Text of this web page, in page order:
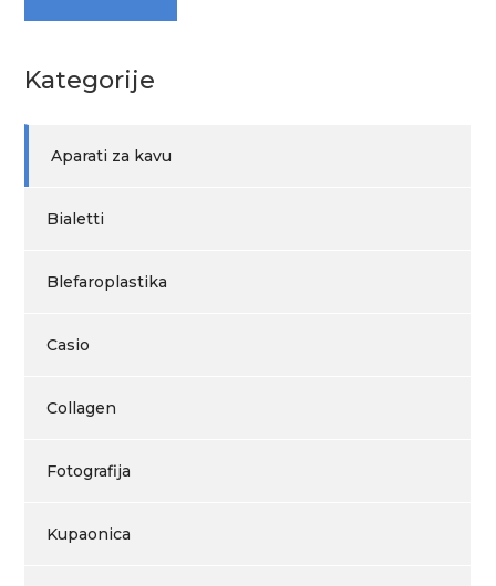
Kategorije
Aparati za kavu
Bialetti
Blefaroplastika
Casio
Collagen
Fotografija
Kupaonica